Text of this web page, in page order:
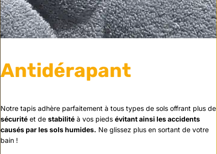
Antidérapant
Notre tapis adhère parfaitement à tous types de sols offrant plus de
sécurité et de stabilité à vos pieds évitant ainsi les accidents
causés par les sols humides. Ne glissez plus en sortant de votre
bain !